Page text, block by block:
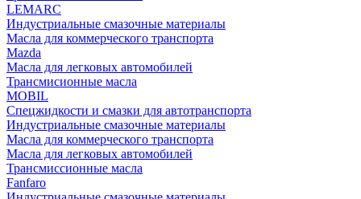
LEMARC
Индустриальные смазочные материалы
Масла для коммерческого транспорта
Mazda
Масла для легковых автомобилей
Трансмисионные масла
MOBIL
Cпецжидкости и смазки для автотранспорта
Индустриальные смазочные материалы
Масла для коммерческого транспорта
Масла для легковых автомобилей
Трансмиссионные масла
Fanfaro